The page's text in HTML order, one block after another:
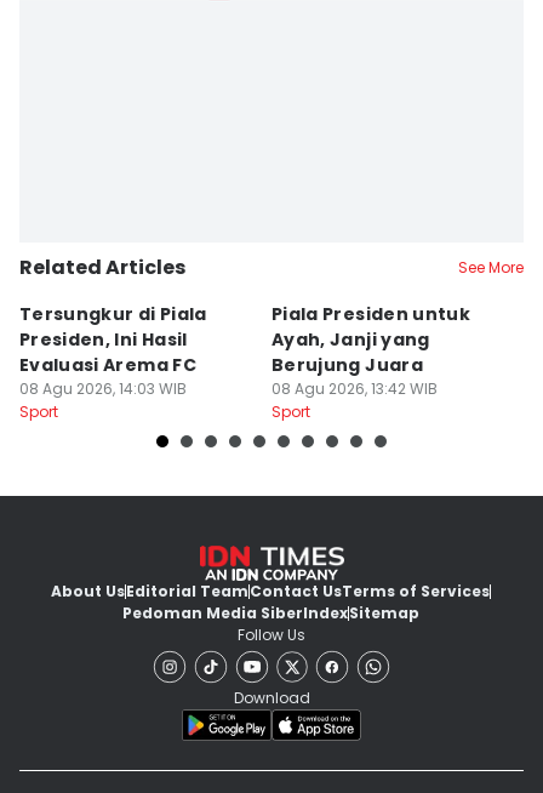
Related Articles See More
Tersungkur di Piala
Presiden, Ini Hasil
Evaluasi Arema FC
08 Agu 2026, 14:03 WIB
Sport
Piala Presiden untuk
Ayah, Janji yang
Berujung Juara
08 Agu 2026, 13:42 WIB
Sport
About UsEditorial TeamContact UsTerms of Services
Pedoman Media SiberIndexSitemap
Follow Us
Download